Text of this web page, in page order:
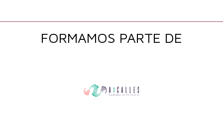
FORMAMOS PARTE DE